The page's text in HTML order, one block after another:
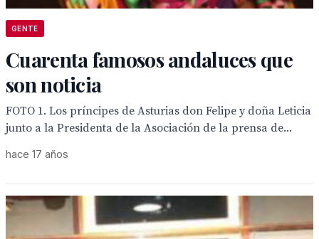
GENTE
Cuarenta famosos andaluces que
son noticia
FOTO 1. Los príncipes de Asturias don Felipe y doña Leticia
junto a la Presidenta de la Asociación de la prensa de...
hace 17 años